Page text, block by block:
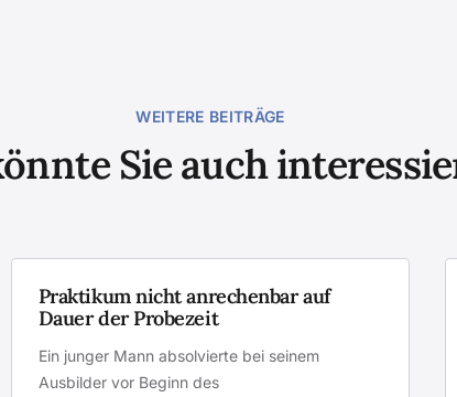
WEITERE BEITRÄGE
Sie auch
Praktikum nicht anrechenbar auf
Dauer der Probezeit
Ein junger Mann absolvierte bei seinem
Ausbilder vor Beginn des